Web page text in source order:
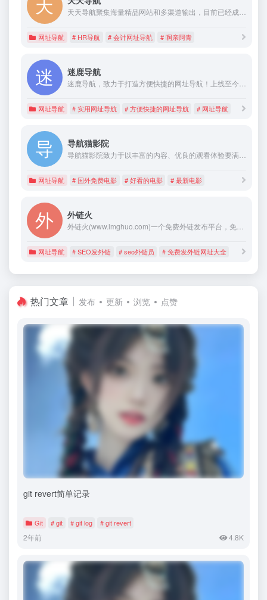
天天导航聚集海量精品网站和多渠道输出，目前已经成长为国内极具人气的网址导航，拥有众多曝光量，口碑优良，全媒体覆盖。与传统互联网公司不同，我们除了提供行业内优质的IT网址，更在公司的各个岗位均提供了相关网址推荐（如：行政、人事、财务、IT、运营、办公效率工具等）。
网址导航 # HR导航 # 会计网址导航 # 啊亲阿青
迷鹿导航
迷鹿导航，致力于打造方便快捷的网址导航！上线至今，一直为用户提供便捷访问常用网站的功能，帮助用户快速找到所需的资源。
网址导航 # 实用网址导航 # 方便快捷的网址导航 # 网址导航
导航猫影院
导航猫影院致力于以丰富的内容、优良的观看体验要满足用户在线观看视频的需求，本站提供又新又热的电影、电视剧、动漫、综艺、游戏、娱乐视频在线观看综合影视尽在导航猫影院。
网址导航 # 国外免费电影 # 好看的电影 # 最新电影
外链火
外链火(www.imghuo.com)一个免费外链发布平台，免费帮助各大站长进行流量互增，提高您的网站权重，增加反向外链与收录~
网址导航 # SEO发外链 # seo外链员 # 免费发外链网址大全
热门文章 发布 更新 浏览 点赞
git revert简单记录
Git # git # git log # git revert
2年前 4.8K